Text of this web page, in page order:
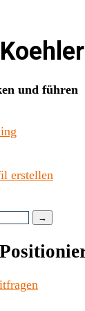
und führen
erstellen